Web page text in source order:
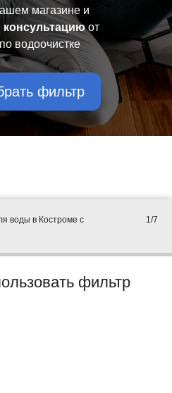
магазине и
от
водоочистке
фильтр
воды в Костроме с
1/7
фильтр